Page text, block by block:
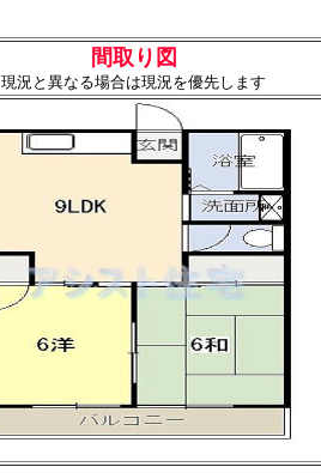
間取り図
現況と異なる場合は現況を優先します